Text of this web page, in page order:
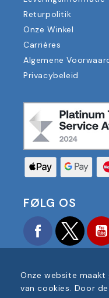
Returpolitik
Onze Winkel
Carrières
Algemene
Privacybeleid
FØLG OS
Facebook
Onze website maakt
van cookies. Door